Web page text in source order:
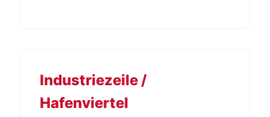
Industriezeile /
Hafenviertel